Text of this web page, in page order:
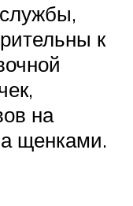
к
на
щенками.